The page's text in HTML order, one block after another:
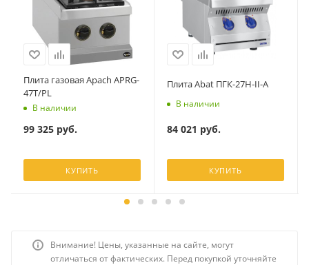
Плита газовая Apach APRG-
47T/PL
В наличии
99 325руб.
КУПИТЬ
Плита Abat ПГК-27Н-II-А
В наличии
84 021 руб.
КУПИТЬ
Внимание! Цены, указанные на сайте, могут
отличаться от фактических. Перед покупкой уточняйте